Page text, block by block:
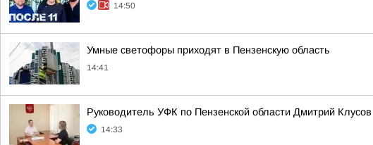
14:50
Умные светофоры приходят в Пензенскую область
14:41
Руководитель УФК по Пензенской области Дмитрий
14:33